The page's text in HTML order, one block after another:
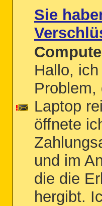
Sie
Hallo,
Laptop
öffnete
und im
die die
hergibt.